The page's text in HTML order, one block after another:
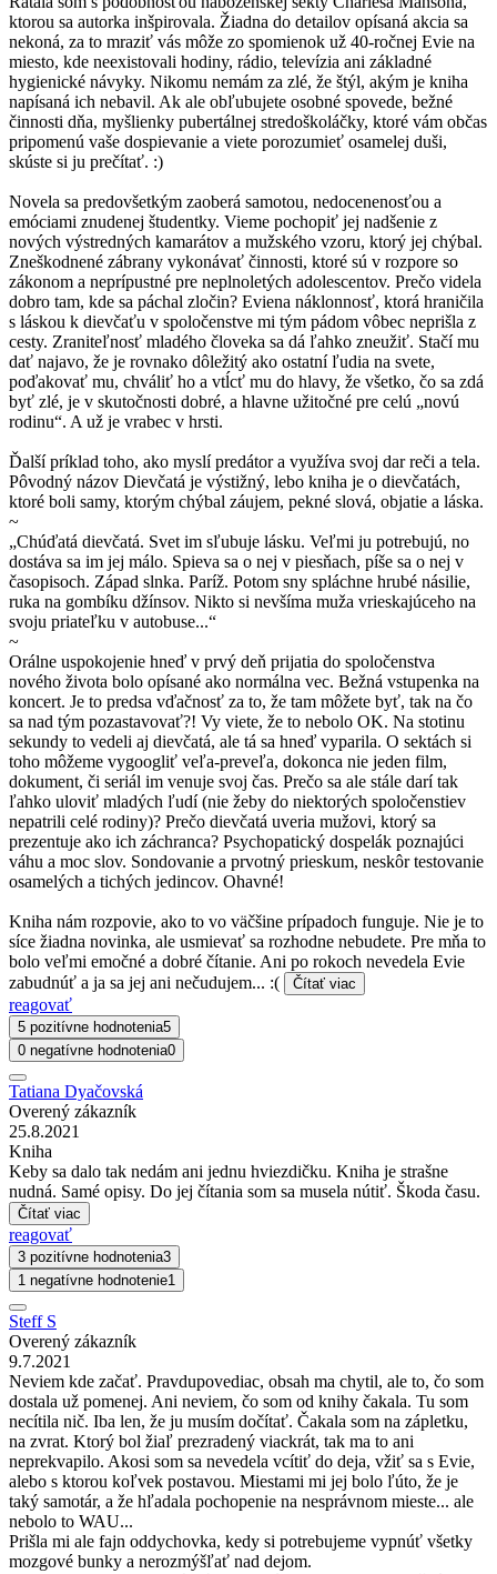
ktorou sa autorka inšpirovala. Žiadna do detailov opísaná akcia sa
nekoná, za to mraziť vás môže zo spomienok už 40-ročnej Evie na
miesto, kde neexistovali hodiny, rádio, televízia ani základné
hygienické návyky. Nikomu nemám za zlé, že štýl, akým je kniha
napísaná ich nebavil. Ak ale obľubujete osobné spovede, bežné
činnosti dňa, myšlienky pubertálnej stredoškoláčky, ktoré vám občas
pripomenú vaše dospievanie a viete porozumieť osamelej duši,
skúste si ju prečítať. :)
Novela sa predovšetkým zaoberá samotou, nedocenenosťou a
emóciami znudenej študentky. Vieme pochopiť jej nadšenie z
nových výstredných kamarátov a mužského vzoru, ktorý jej chýbal.
Zneškodnené zábrany vykonávať činnosti, ktoré sú v rozpore so
zákonom a neprípustné pre neplnoletých adolescentov. Prečo videla
dobro tam, kde sa páchal zločin? Eviena náklonnosť, ktorá hraničila
s láskou k dievčaťu v spoločenstve mi tým pádom vôbec neprišla z
cesty. Zraniteľnosť mladého človeka sa dá ľahko zneužiť. Stačí mu
dať najavo, že je rovnako dôležitý ako ostatní ľudia na svete,
poďakovať mu, chváliť ho a vtĺcť mu do hlavy, že všetko, čo sa zdá
byť zlé, je v skutočnosti dobré, a hlavne užitočné pre celú „novú
rodinu“. A už je vrabec v hrsti.
Ďalší príklad toho, ako myslí predátor a využíva svoj dar reči a tela.
Pôvodný názov Dievčatá je výstižný, lebo kniha je o dievčatách,
ktoré boli samy, ktorým chýbal záujem, pekné slová, objatie a láska.
~
„Chúďatá dievčatá. Svet im sľubuje lásku. Veľmi ju potrebujú, no
dostáva sa im jej málo. Spieva sa o nej v piesňach, píše sa o nej v
časopisoch. Západ slnka. Paríž. Potom sny spláchne hrubé násilie,
ruka na gombíku džínsov. Nikto si nevšíma muža vrieskajúceho na
svoju priateľku v autobuse...“
~
Orálne uspokojenie hneď v prvý deň prijatia do spoločenstva
nového života bolo opísané ako normálna vec. Bežná vstupenka na
koncert. Je to predsa vďačnosť za to, že tam môžete byť, tak na čo
sa nad tým pozastavovať?! Vy viete, že to nebolo OK. Na stotinu
sekundy to vedeli aj dievčatá, ale tá sa hneď vyparila. O sektách si
toho môžeme vygoogliť veľa-preveľa, dokonca nie jeden film,
dokument, či seriál im venuje svoj čas. Prečo sa ale stále darí tak
ľahko uloviť mladých ľudí (nie žeby do niektorých spoločenstiev
nepatrili celé rodiny)? Prečo dievčatá uveria mužovi, ktorý sa
prezentuje ako ich záchranca? Psychopatický dospelák poznajúci
váhu a moc slov. Sondovanie a prvotný prieskum, neskôr testovanie
osamelých a tichých jedincov. Ohavné!
Kniha nám rozpovie, ako to vo väčšine prípadoch funguje. Nie je to
síce žiadna novinka, ale usmievať sa rozhodne nebudete. Pre mňa to
bolo veľmi emočné a dobré čítanie. Ani po rokoch nevedela Evie
zabudnúť a ja sa jej ani nečudujem... :(
Čítať viac
reagovať
5 pozitívne hodnotenia5
0 negatívne hodnotenia0
Tatiana Dyačovská
Overený zákazník
25.8.2021
Kniha
Keby sa dalo tak nedám ani jednu hviezdičku. Kniha je strašne
nudná. Samé opisy. Do jej čítania som sa musela nútiť. Škoda času.
Čítať viac
reagovať
3 pozitívne hodnotenia3
1 negatívne hodnotenie1
Steff S
Overený zákazník
9.7.2021
Neviem kde začať. Pravdupovediac, obsah ma chytil, ale to, čo som
dostala už pomenej. Ani neviem, čo som od knihy čakala. Tu som
necítila nič. Iba len, že ju musím dočítať. Čakala som na zápletku,
na zvrat. Ktorý bol žiaľ prezradený viackrát, tak ma to ani
neprekvapilo. Akosi som sa nevedela vcítiť do deja, vžiť sa s Evie,
alebo s ktorou koľvek postavou. Miestami mi jej bolo ľúto, že je
taký samotár, a že hľadala pochopenie na nesprávnom mieste... ale
nebolo to WAU...
Prišla mi ale fajn oddychovka, kedy si potrebujeme vypnúť všetky
mozgové bunky a nerozmýšľať nad dejom.